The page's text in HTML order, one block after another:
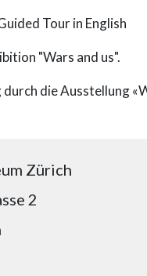
Tour in English
"Wars and us".
die Ausstellung
Zürich
2